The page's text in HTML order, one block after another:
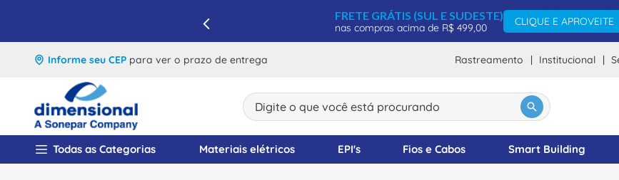
FRETE GRÁTIS (SUL E SUDESTE)
nas compras acima de R$ 499,00
CLIQUE E APROVEITE
Informe seu CEP para ver o prazo de entrega Rastreamento Institucional
Digite o que você está procurando
Todas as Categorias Materiais elétricos EPI's Fios e Cabos Smart Building
1º disjuntor